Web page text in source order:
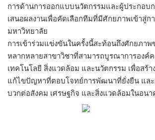
การด้านการออกแบบนวัตกรรมและผู้ประกอบ
เสนอผลงานเพื่อคัดเลือกทีมที่มีศักยภาพเข้าสู่ก
มหาวิทยาลัย
การเข้าร่วมแข่งขันในครั้งนี้สะท้อนถึงศักยภา
หลากหลายสาขาวิชาที่สามารถบูรณาการองค์
เทคโนโลยี สิ่งแวดล้อม และนวัตกรรม เพื่อสร้า
แก้ไขปัญหาที่ตอบโจทย์การพัฒนาที่ยั่งยืน และ
บวกต่อสังคม เศรษฐกิจ และสิ่งแวดล้อมในอนา